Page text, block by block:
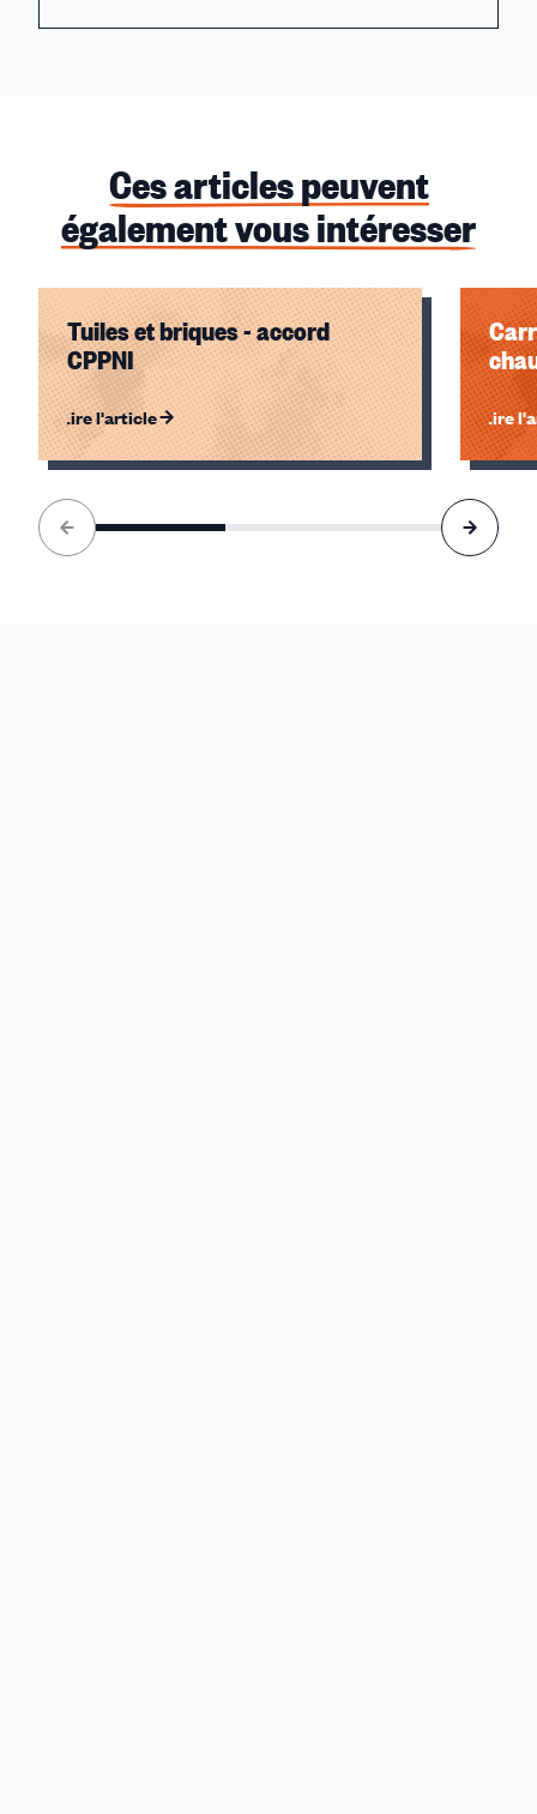
Ces articles peuvent
également vous intéresser
Tuiles et briques - accord
CPPNI
Lire l'article Lire